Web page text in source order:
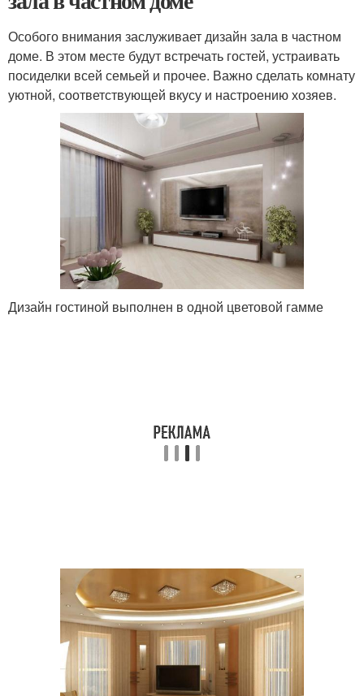
Особого внимания заслуживает дизайн зала в частном
доме. В этом месте будут встречать гостей, устраивать
посиделки всей семьей и прочее. Важно сделать комнату
уютной, соответствующей вкусу и настроению хозяев.
Дизайн гостиной выполнен в одной цветовой гамме